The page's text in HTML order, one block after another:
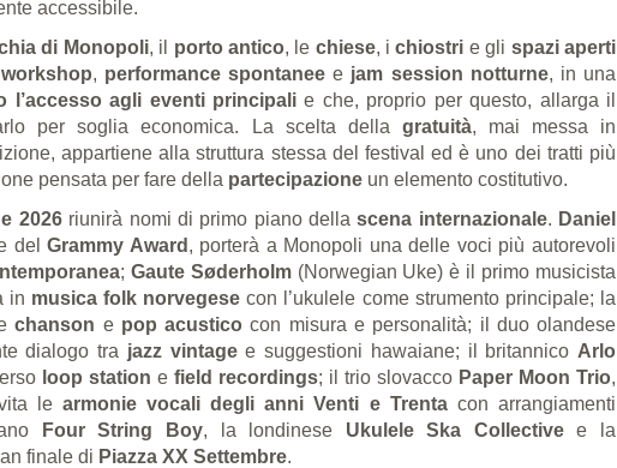
accessibile.
di Monopoli, il porto antico, le chiese, ichiostri e gli spazi aperti
workshop, performance spontanee e jam session notturne, in una
l’accesso agli eventi principali e che, proprio per questo, allarga il
per soglia economica. La scelta della gratuità, mai messa in
appartiene alla struttura stessa del festival ed è uno dei tratti più
pensata per fare della partecipazione un elemento costitutivo.
2026riunirà nomi di primo piano dellascena internazionale. Daniel
delGrammy Award , porterà a Monopoli una delle voci più autorevoli
; Gaute Søderholm(Norwegian Uke) è il primo musicista
in musica folk norvegese con l’ukulele come strumento principale; la
chanson e pop acustico con misura e personalità; il duo olandese
dialogo tra jazz vintagee suggestioni hawaiane; il britannico Arlo
loop station e field recordings; il trio slovacco Paper Moon Trio,
le armonie vocali degli anni Venti e Trentacon arrangiamenti
Four String Boy, la londinese Ukulele Ska Collectivee la
finale di Piazza XX Settembre.